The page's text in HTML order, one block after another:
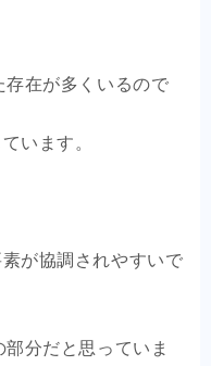
在が多くいるので
います。
が協調されやすいで
分だと思っていま